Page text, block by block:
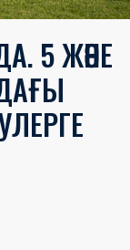
5 ЖӘНЕ